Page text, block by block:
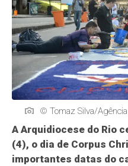
© Tomaz Silva/
A Arquidiocese do Rio
(4), o dia de Corpus
importantes datas do